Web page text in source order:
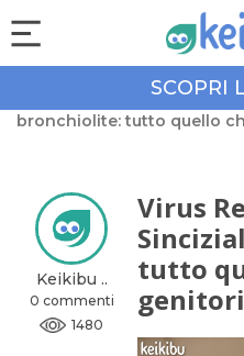
SCOPRI
Community
bronchiolite: tutto quello
Keikibu ..
0 commenti
1480
Virus
tutto